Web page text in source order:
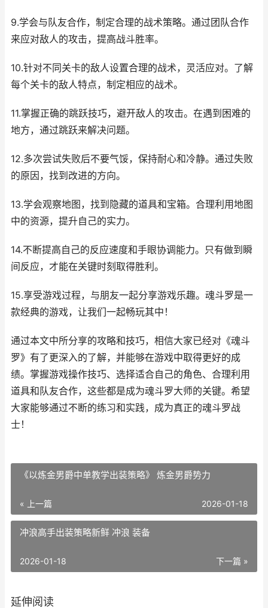
9.学会与队友合作，制定合理的战术策略。通过团队合作
来应对敌人的攻击，提高战斗胜率。
10.针对不同关卡的敌人设置合理的战术，灵活应对。了解
每个关卡的敌人特点，制定相应的战术。
11.掌握正确的跳跃技巧，避开敌人的攻击。在遇到困难的
地方，通过跳跃来解决问题。
12.多次尝试失败后不要气馁，保持耐心和冷静。通过失败
的原因，找到改进的方向。
13.学会观察地图，找到隐藏的道具和宝箱。合理利用地图
中的资源，提升自己的实力。
14.不断提高自己的反应速度和手眼协调能力。只有做到瞬
间反应，才能在关键时刻取得胜利。
15.享受游戏过程，与朋友一起分享游戏乐趣。魂斗罗是一
款经典的游戏，让我们一起畅玩其中！
通过本文中所分享的攻略和技巧，相信大家已经对《魂斗
罗》有了更深入的了解，并能够在游戏中取得更好的成
绩。掌握游戏操作技巧、选择适合自己的角色、合理利用
道具和队友合作，这些都是成为魂斗罗大师的关键。希望
大家能够通过不断的练习和实践，成为真正的魂斗罗战
士！
《以炼金男爵中单教学出装策略》 炼金男爵势力
« 上一篇 2026-01-18
冲浪高手出装策略新鲜 冲浪 装备
下一篇 »
2026-01-18
延伸阅读